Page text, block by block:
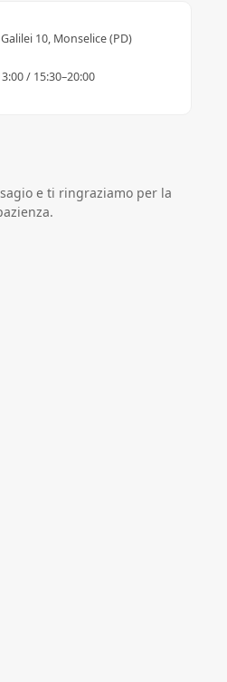
10, Monselice (PD)
/ 15:30–20:00
e ti ringraziamo per la